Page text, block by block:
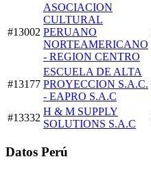
#13002
ASOCIACION
CULTURAL
PERUANO
NORTEAMERICANO
- REGION CENTRO
#13177
ESCUELA DE ALTA
PROYECCION S.A.C.
- EAPRO S.A.C
#13332
H & M SUPPLY
SOLUTIONS S.A.C
Datos Perú